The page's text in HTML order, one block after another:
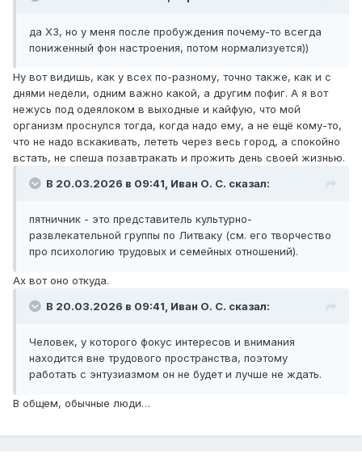
да ХЗ, но у меня после пробуждения почему-то всегда
пониженный фон настроения, потом нормализуется))
Ну вот видишь, как у всех по-разному, точно также, как и с
днями недели, одним важно какой, а другим пофиг. А я вот
нежусь под одеялоком в выходные и кайфую, что мой
организм проснулся тогда, когда надо ему, а не ещё кому-то,
что не надо вскакивать, лететь через весь город, а спокойно
встать, не спеша позавтракать и прожить день своей жизнью.
В 20.03.2026 в 09:41, Иван О. С. сказал:
пятничник - это представитель культурно-
развлекательной группы по Литваку (см. его творчество
про психологию трудовых и семейных отношений).
Ах вот оно откуда.
В 20.03.2026 в 09:41, Иван О. С. сказал:
Человек, у которого фокус интересов и внимания
находится вне трудового пространства, поэтому
работать с энтузиазмом он не будет и лучше не ждать.
В общем, обычные люди…